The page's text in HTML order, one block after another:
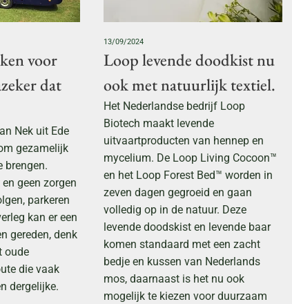
voor
dat
Nek uit Ede
gezamelijk
brengen.
geen zorgen
parkeren
kan er een
gereden, denk
oude
die vaak
dergelijke.
13/09/2024
Loop levende doodkist nu
ook met natuurlijk textiel.
Het Nederlandse bedrijf Loop
Biotech maakt levende
uitvaartproducten van hennep en
mycelium. De Loop Living Cocoon™
en het Loop Forest Bed™ worden in
zeven dagen gegroeid en gaan
volledig op in de natuur. Deze
levende doodskist en levende baar
komen standaard met een zacht
bedje en kussen van Nederlands
mos, daarnaast is het nu ook
mogelijk te kiezen voor duurzaam